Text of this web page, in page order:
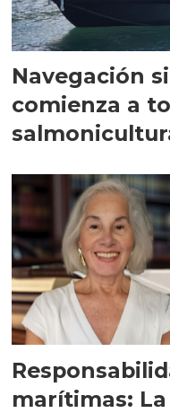
Navegación
comienza a
marítimas: